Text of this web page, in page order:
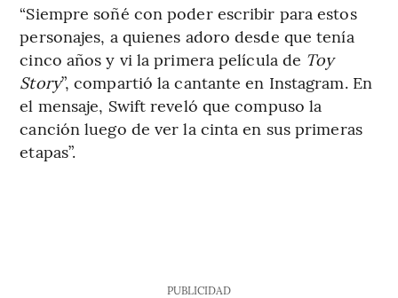
“Siempre soñé con poder escribir para estos
personajes, a quienes adoro desde que tenía
cinco años y vi la primera película de Toy
Story”, compartió la cantante en Instagram. En
el mensaje, Swift reveló que compuso la
canción luego de ver la cinta en sus primeras
etapas”.
PUBLICIDAD